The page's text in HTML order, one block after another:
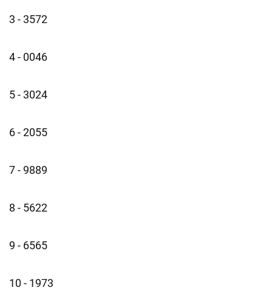
3 - 3572
4 - 0046
5 - 3024
6 - 2055
7 - 9889
8 - 5622
9 - 6565
10 - 1973